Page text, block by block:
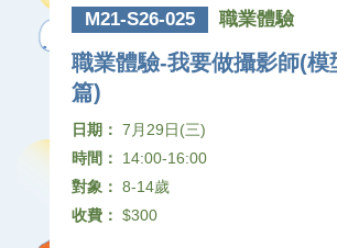
M21-S26-025 職業體驗
職業體驗-我要做攝影師(模
篇)
日期： 7月29日(三)
時間：
14:00-16:00
對象： 8-14歲
收費： $300